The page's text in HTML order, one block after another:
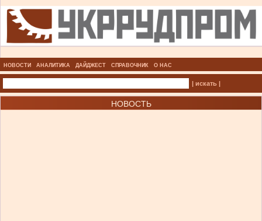
НОВОСТИ АНАЛИТИКА ДАЙДЖЕСТ СПРАВОЧНИК О НАС
| искать |
НОВОСТЬ